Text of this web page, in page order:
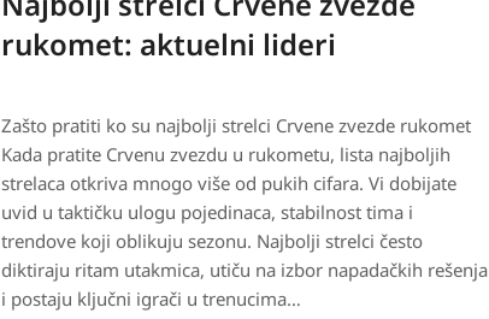
rukomet: aktuelni lideri
Zašto pratiti ko su najbolji strelci Crvene zvezde rukomet
Kada pratite Crvenu zvezdu u rukometu, lista najboljih
strelaca otkriva mnogo više od pukih cifara. Vi dobijate
uvid u taktičku ulogu pojedinaca, stabilnost tima i
trendove koji oblikuju sezonu. Najbolji strelci često
diktiraju ritam utakmica, utiču na izbor napadačkih rešenja
i postaju ključni igrači u trenucima…